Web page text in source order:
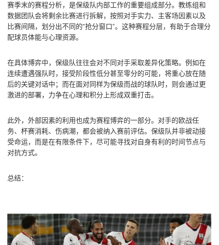
赛季末的赛程分析，是保级队内部工作的重要组成部分。教练组和
数据团队会将剩余比赛进行拆解，按照对手实力、主客场因素以及
比赛间隔，划分出不同的“抢分窗口”。这种赛程分层，有助于合理分
配球员体能与心理资源。
在具体博弈中，保级队往往会对不同对手采取差异化策略。例如在
连续遭遇强队时，接受阶段性低分甚至零分的可能，将重心放在随
后的关键对话中；而在面对同样为保级而战的球队时，则会通过更
激进的部署，力争在心理和积分上形成双重打击。
此外，外部因素的利用也成为赛程博弈的一部分。对手的欧战任
务、杯赛消耗、伤病潮，都会被纳入赛前评估。保级队并非被动接
受命运，而是在有限条件下，尽可能寻找对自身有利的时间节点与
对抗方式。
总结：